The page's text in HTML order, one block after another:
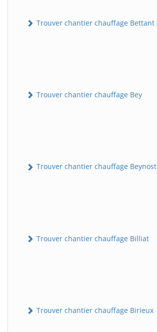
Trouver chantier chauffage Bettant
Trouver chantier chauffage Bey
Trouver chantier chauffage Beynost
Trouver chantier chauffage Billiat
Trouver chantier chauffage Birieux